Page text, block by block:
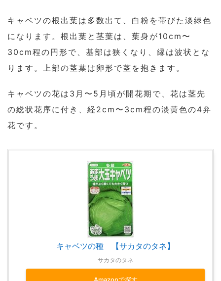
キャベツの根出葉は多数出て、白粉を帯びた淡緑色
になります。根出葉と茎葉は、葉身が10cm〜
30cm程の円形で、基部は狭くなり、縁は波状とな
ります。上部の茎葉は卵形で茎を抱きます。
キャベツの花は3月〜5月頃が開花期で、花は茎先
の総状花序に付き、経2cm〜3cm程の淡黄色の4弁
花です。
キャベツの種 【サカタのタネ】
サカタのタネ